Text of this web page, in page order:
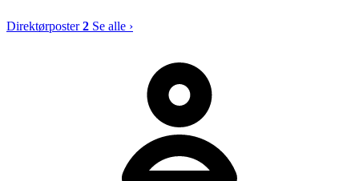
Direktørposter2 Se alle ›